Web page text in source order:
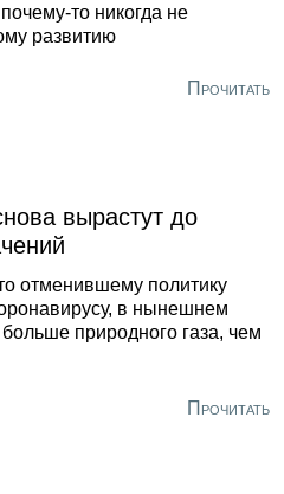
то никогда не
развитию
Прочитать
вырастут до
отменившему политику
в нынешнем
природного газа, чем
Прочитать